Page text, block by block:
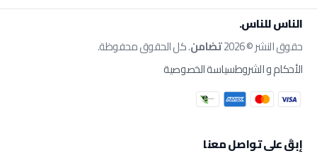
الناس للناس.
حقوق النشر © 2026 تضامن. كل الحقوق محفوظة.
الأحكام و الشروطسياسة الخصوصية
إبقَ على تواصل معنا